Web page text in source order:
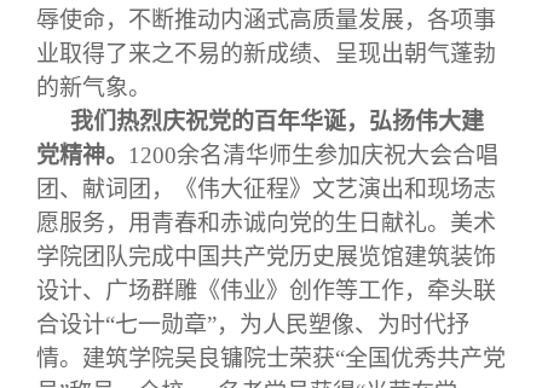
辱使命，不断推动内涵式高质量发展，各项事
业取得了来之不易的新成绩、呈现出朝气蓬勃
的新气象。
我们热烈庆祝党的百年华诞，弘扬伟大建
党精神。 1200余名清华师生参加庆祝大会合唱
团、献词团，《伟大征程》文艺演出和现场志
愿服务，用青春和赤诚向党的生日献礼。美术
学院团队完成中国共产党历史展览馆建筑装饰
设计、广场群雕《伟业》创作等工作，牵头联
合设计“七一勋章”，为人民塑像、为时代抒
情。建筑学院吴良镛院士荣获“全国优秀共产党